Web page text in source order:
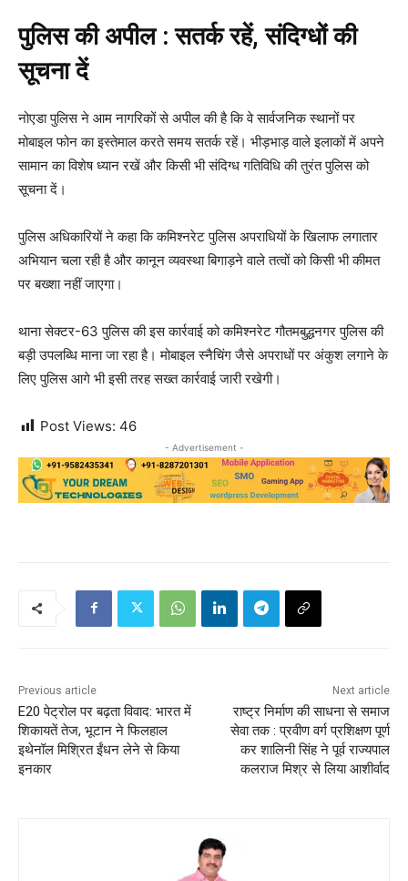
पुलिस की अपील : सतर्क रहें, संदिग्धों की
सूचना दें
नोएडा पुलिस ने आम नागरिकों से अपील की है कि वे सार्वजनिक स्थानों पर
मोबाइल फोन का इस्तेमाल करते समय सतर्क रहें। भीड़भाड़ वाले इलाकों में अपने
सामान का विशेष ध्यान रखें और किसी भी संदिग्ध गतिविधि की तुरंत पुलिस को
सूचना दें।
पुलिस अधिकारियों ने कहा कि कमिश्नरेट पुलिस अपराधियों के खिलाफ लगातार
अभियान चला रही है और कानून व्यवस्था बिगाड़ने वाले तत्वों को किसी भी कीमत
पर बख्शा नहीं जाएगा।
थाना सेक्टर-63 पुलिस की इस कार्रवाई को कमिश्नरेट गौतमबुद्धनगर पुलिस की
बड़ी उपलब्धि माना जा रहा है। मोबाइल स्नैचिंग जैसे अपराधों पर अंकुश लगाने के
लिए पुलिस आगे भी इसी तरह सख्त कार्रवाई जारी रखेगी।
Post Views: 46
- Advertisement -
Previous article
E20 पेट्रोल पर बढ़ता विवाद: भारत में
शिकायतें तेज, भूटान ने फिलहाल
इथेनॉल मिश्रित ईंधन लेने से किया
इनकार
Next article
राष्ट्र निर्माण की साधना से समाज
सेवा तक : प्रवीण वर्ग प्रशिक्षण पूर्ण
कर शालिनी सिंह ने पूर्व राज्यपाल
कलराज मिश्र से लिया आशीर्वाद